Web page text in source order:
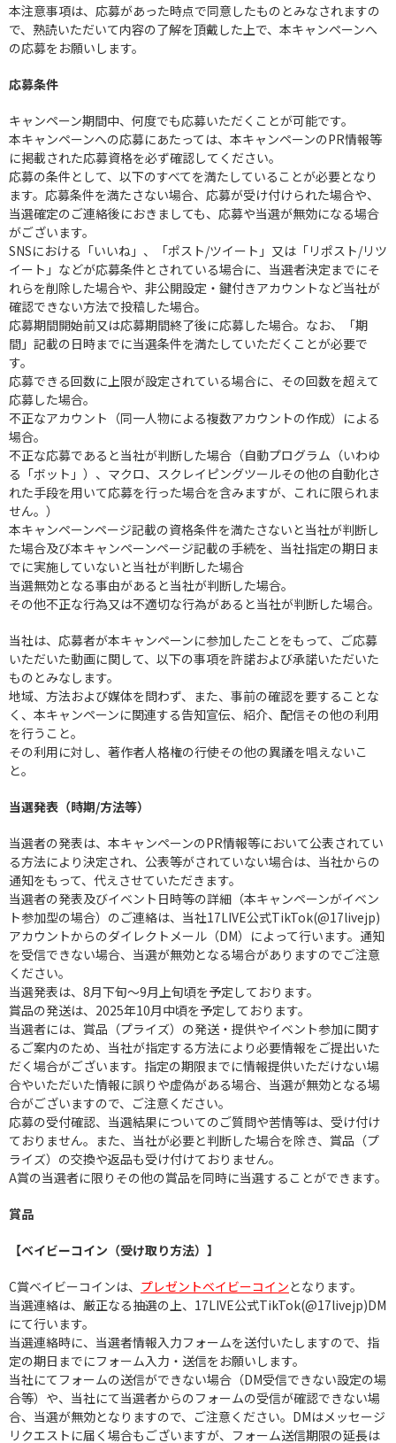
本注意事項は、応募があった時点で同意したものとみなされますの
で、熟読いただいて内容の了解を頂戴した上で、本キャンペーンへ
の応募をお願いします。
応募条件
キャンペーン期間中、何度でも応募いただくことが可能です。
本キャンペーンへの応募にあたっては、本キャンペーンのPR情報等
に掲載された応募資格を必ず確認してください。
応募の条件として、以下のすべてを満たしていることが必要となり
ます。応募条件を満たさない場合、応募が受け付けられた場合や、
当選確定のご連絡後におきましても、応募や当選が無効になる場合
がございます。
SNSにおける「いいね」、「ポスト/ツイート」又は「リポスト/リツ
イート」などが応募条件とされている場合に、当選者決定までにそ
れらを削除した場合や、非公開設定・鍵付きアカウントなど当社が
確認できない方法で投稿した場合。
応募期間開始前又は応募期間終了後に応募した場合。なお、「期
間」記載の日時までに当選条件を満たしていただくことが必要で
す。
応募できる回数に上限が設定されている場合に、その回数を超えて
応募した場合。
不正なアカウント（同一人物による複数アカウントの作成）による
場合。
不正な応募であると当社が判断した場合（自動プログラム（いわゆ
る「ボット」）、マクロ、スクレイピングツールその他の自動化さ
れた手段を用いて応募を行った場合を含みますが、これに限られま
せん。）
本キャンペーンページ記載の資格条件を満たさないと当社が判断し
た場合及び本キャンペーンページ記載の手続を、当社指定の期日ま
でに実施していないと当社が判断した場合
当選無効となる事由があると当社が判断した場合。
その他不正な行為又は不適切な行為があると当社が判断した場合。
当社は、応募者が本キャンペーンに参加したことをもって、ご応募
いただいた動画に関して、以下の事項を許諾および承諾いただいた
ものとみなします。
地域、方法および媒体を問わず、また、事前の確認を要することな
く、本キャンペーンに関連する告知宣伝、紹介、配信その他の利用
を行うこと。
その利用に対し、著作者人格権の行使その他の異議を唱えないこ
と。
当選発表（時期/方法等）
当選者の発表は、本キャンペーンのPR情報等において公表されてい
る方法により決定され、公表等がされていない場合は、当社からの
通知をもって、代えさせていただきます。
当選者の発表及びイベント日時等の詳細（本キャンペーンがイベン
ト参加型の場合）のご連絡は、当社17LIVE公式TikTok(@17livejp)
アカウントからのダイレクトメール（DM）によって行います。通知
を受信できない場合、当選が無効となる場合がありますのでご注意
ください。
当選発表は、8月下旬〜9月上旬頃を予定しております。
賞品の発送は、2025年10月中頃を予定しております。
当選者には、賞品（プライズ）の発送・提供やイベント参加に関す
るご案内のため、当社が指定する方法により必要情報をご提出いた
だく場合がございます。指定の期限までに情報提供いただけない場
合やいただいた情報に誤りや虚偽がある場合、当選が無効となる場
合がございますので、ご注意ください。
応募の受付確認、当選結果についてのご質問や苦情等は、受け付け
ておりません。また、当社が必要と判断した場合を除き、賞品（プ
ライズ）の交換や返品も受け付けておりません。
A賞の当選者に限りその他の賞品を同時に当選することができます。
賞品
【ベイビーコイン（受け取り方法）】
C賞ベイビーコインは、 プレゼントベイビーコインとなります。
当選連絡は、厳正なる抽選の上、17LIVE公式TikTok(@17livejp)DM
にて行います。
当選連絡時に、当選者情報入力フォームを送付いたしますので、指
定の期日までにフォーム入力・送信をお願いします。
当社にてフォームの送信ができない場合（DM受信できない設定の場
合等）や、当社にて当選者からのフォームの受信が確認できない場
合、当選が無効となりますので、ご注意ください。DMはメッセージ
リクエストに届く場合もございますが、フォーム送信期限の延長は